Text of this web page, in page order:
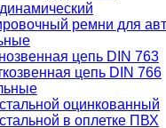
ремни для
цепь DIN 763
цепь DIN 766
оцинкованный
в оплетке ПВХ